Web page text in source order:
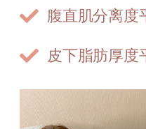
腹直肌分离度
皮下脂肪厚度